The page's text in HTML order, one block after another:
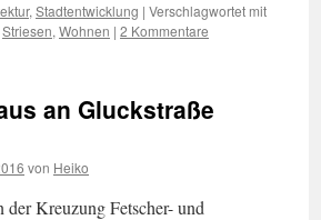
, Stadtentwicklung | Verschlagwortet mit
Striesen, Wohnen | 2 Kommentare
an Gluckstraße
von Heiko
Kreuzung Fetscher- und